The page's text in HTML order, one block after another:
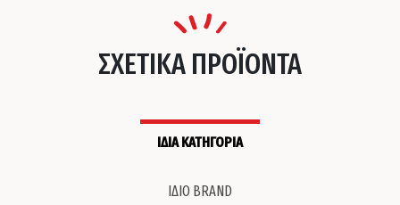
ΣΧΕΤΙΚΑ ΠΡΟΪΟΝΤΑ
ΙΔΙΑ ΚΑΤΗΓΟΡΙΑ
ΙΔΙΟ BRAND